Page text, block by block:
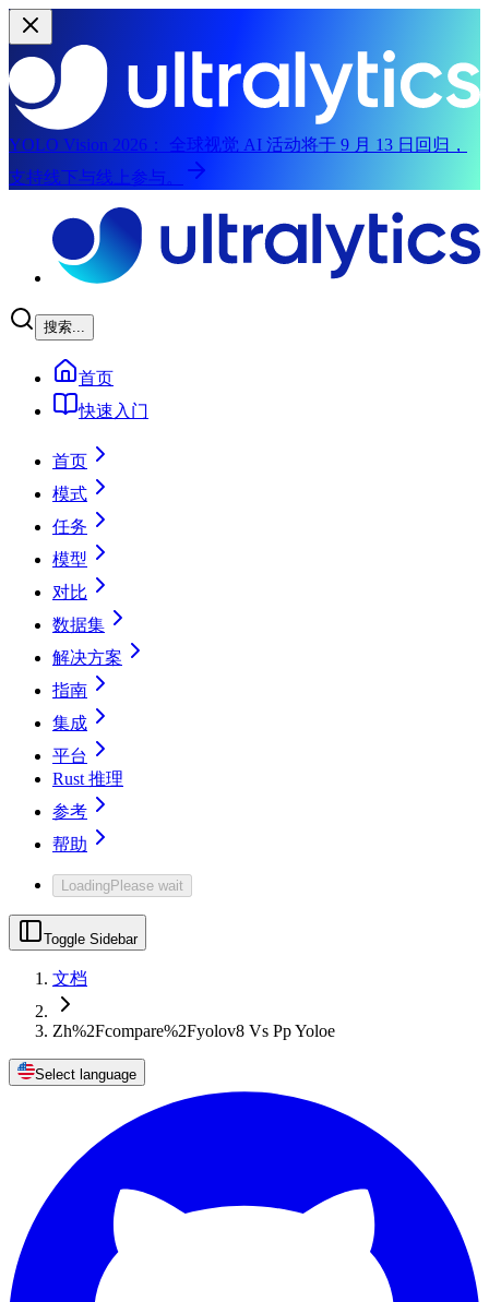
YOLO Vision 2026：
全球视觉 AI 活动将于 9 月 13 日回归，
支持线下与线上参与。
搜索...
首页
快速入门
首页
模式
任务
模型
对比
数据集
解决方案
指南
集成
平台
Rust 推理
参考
帮助
LoadingPlease wait
Toggle Sidebar
文档
Zh%2Fcompare%2Fyolov8 Vs Pp Yoloe
Select language